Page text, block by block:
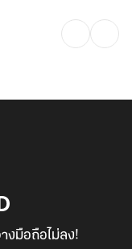
งมือถือไม่ลง!